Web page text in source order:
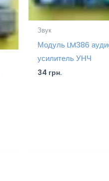
Звук
Модуль LM386
усилитель УНЧ
34 грн.